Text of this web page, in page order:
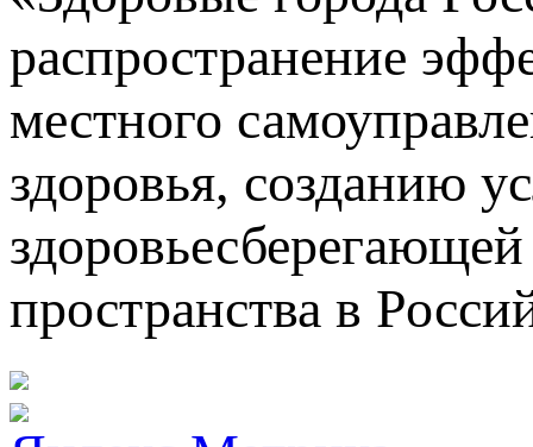
распространение
местного
здоровья, созданию
пространства в